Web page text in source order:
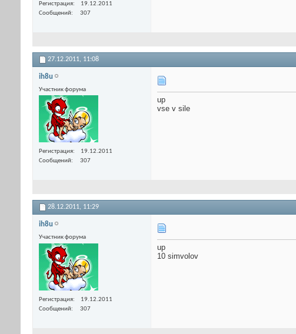
Регистрация
19.12.2011
Сообщений
307
27.12.2011, 11:08
ih8u
Участник форума
Регистрация
19.12.2011
Сообщений
307
up
vse v sile
28.12.2011, 11:29
ih8u
Участник форума
Регистрация
19.12.2011
Сообщений
307
up
10 simvolov